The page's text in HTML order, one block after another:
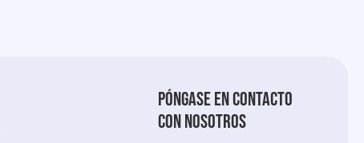
Póngase en contacto
con nosotros